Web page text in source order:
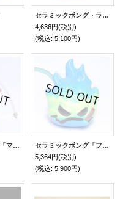
セラミックボング・ラスタ＆リーフ17cm
4,636円(税別)
(税込: 5,100円)
セラミックボング「マッシュルームA」
セラミックボング「ファイヤーボール」
5,364円(税別)
(税込: 5,900円)